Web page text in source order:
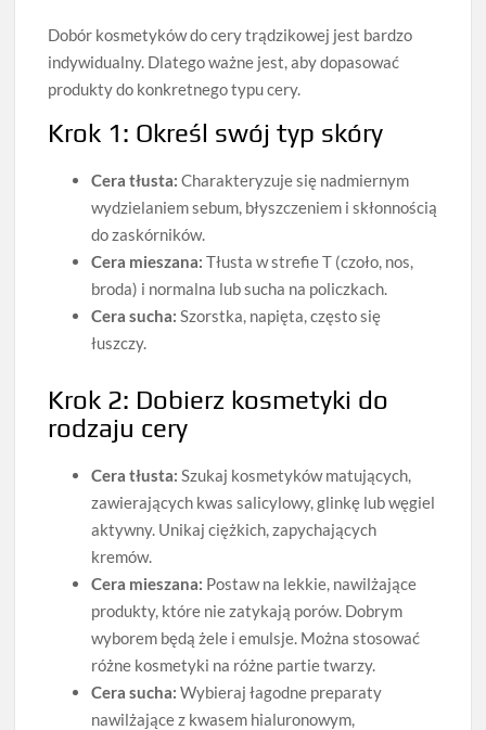
Dobór kosmetyków do cery trądzikowej jest bardzo
indywidualny. Dlatego ważne jest, aby dopasować
produkty do konkretnego typu cery.
Krok 1: Określ swój typ skóry
Cera tłusta: Charakteryzuje się nadmiernym
wydzielaniem sebum, błyszczeniem i skłonnością
do zaskórników.
Cera mieszana: Tłusta w strefie T (czoło, nos,
broda) i normalna lub sucha na policzkach.
Cera sucha: Szorstka, napięta, często się
łuszczy.
Krok 2: Dobierz kosmetyki do
rodzaju cery
Cera tłusta: Szukaj kosmetyków matujących,
zawierających kwas salicylowy, glinkę lub węgiel
aktywny. Unikaj ciężkich, zapychających
kremów.
Cera mieszana: Postaw na lekkie, nawilżające
produkty, które nie zatykają porów. Dobrym
wyborem będą żele i emulsje. Można stosować
różne kosmetyki na różne partie twarzy.
Cera sucha: Wybieraj łagodne preparaty
nawilżające z kwasem hialuronowym,